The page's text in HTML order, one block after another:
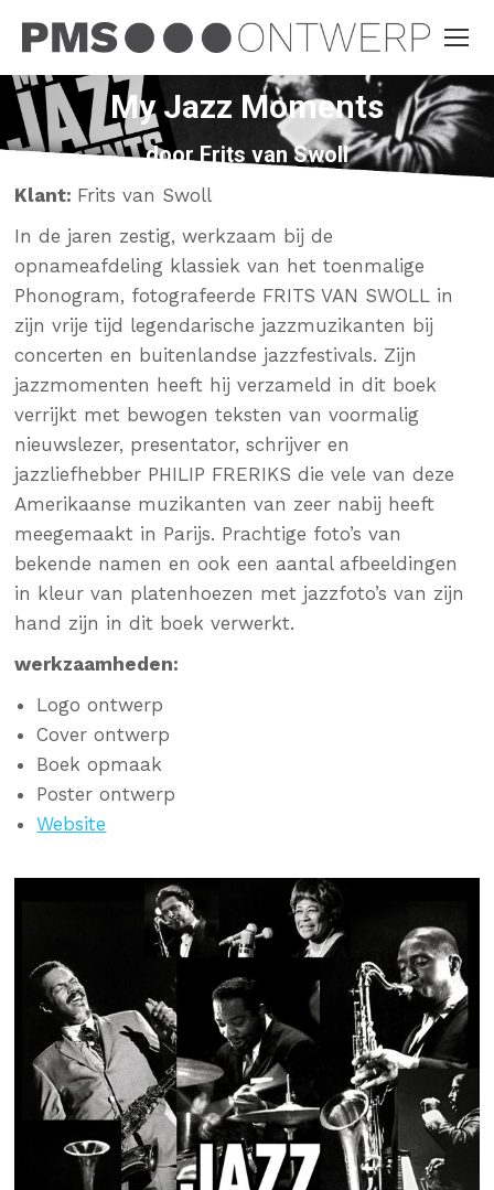
My Jazz Moments
door Frits van Swoll
Klant: Frits van Swoll
In de jaren zestig, werkzaam bij de
opnameafdeling klassiek van het toenmalige
Phonogram, fotografeerde FRITS VAN SWOLL in
zijn vrije tijd legendarische jazzmuzikanten bij
concerten en buitenlandse jazzfestivals. Zijn
jazzmomenten heeft hij verzameld in dit boek
verrijkt met bewogen teksten van voormalig
nieuwslezer, presentator, schrijver en
jazzliefhebber PHILIP FRERIKS die vele van deze
Amerikaanse muzikanten van zeer nabij heeft
meegemaakt in Parijs. Prachtige foto’s van
bekende namen en ook een aantal afbeeldingen
in kleur van platenhoezen met jazzfoto’s van zijn
hand zijn in dit boek verwerkt.
werkzaamheden:
Logo ontwerp
Cover ontwerp
Boek opmaak
Poster ontwerp
Website